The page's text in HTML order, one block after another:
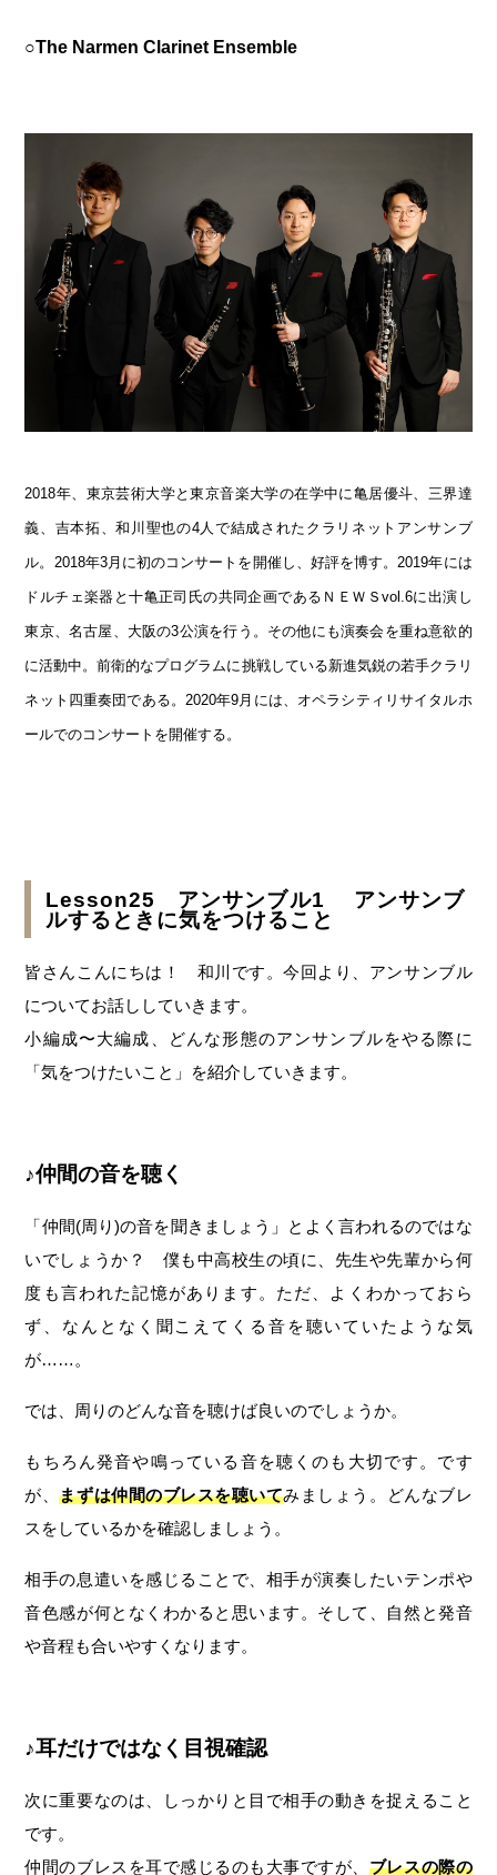
○The Narmen Clarinet Ensemble
2018年、東京芸術大学と東京音楽大学の在学中に亀居優斗、三界達
義、吉本拓、和川聖也の4人で結成されたクラリネットアンサンブ
ル。2018年3月に初のコンサートを開催し、好評を博す。2019年には
ドルチェ楽器と十亀正司氏の共同企画であるＮＥＷＳvol.6に出演し
東京、名古屋、大阪の3公演を行う。その他にも演奏会を重ね意欲的
に活動中。前衛的なプログラムに挑戦している新進気鋭の若手クラリ
ネット四重奏団である。2020年9月には、オペラシティリサイタルホ
ールでのコンサートを開催する。
Lesson25 アンサンブル1 アンサンブ
ルするときに気をつけること
皆さんこんにちは！ 和川です。今回より、アンサンブル
についてお話ししていきます。
小編成〜大編成、どんな形態のアンサンブルをやる際に
「気をつけたいこと」を紹介していきます。
♪仲間の音を聴く
「仲間(周り)の音を聞きましょう」とよく言われるのではな
いでしょうか？ 僕も中高校生の頃に、先生や先輩から何
度も言われた記憶があります。ただ、よくわかっておら
ず、なんとなく聞こえてくる音を聴いていたような気
が……。
では、周りのどんな音を聴けば良いのでしょうか。
もちろん発音や鳴っている音を聴くのも大切です。です
が、まずは仲間のブレスを聴いてみましょう。どんなブレ
スをしているかを確認しましょう。
相手の息遣いを感じることで、相手が演奏したいテンポや
音色感が何となくわかると思います。そして、自然と発音
や音程も合いやすくなります。
♪耳だけではなく目視確認
次に重要なのは、しっかりと目で相手の動きを捉えること
です。
仲間のブレスを耳で感じるのも大事ですが、 ブレスの際の